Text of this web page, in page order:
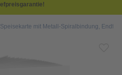
Speisekarte mit Metall-Spiralbindung,